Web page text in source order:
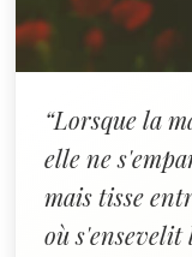
“Lorsque la
elle ne
mais tisse
où s'ensevelit